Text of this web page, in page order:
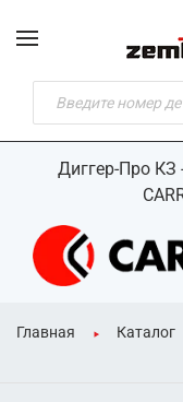
Диггер-Про КЗ
Главная Каталог